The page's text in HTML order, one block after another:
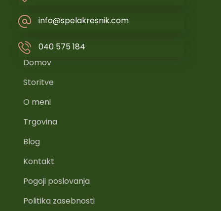
info@spelakresnik.com
040 575 184
Domov
Storitve
O meni
Trgovina
Blog
Kontakt
Pogoji poslovanja
Politika zasebnosti